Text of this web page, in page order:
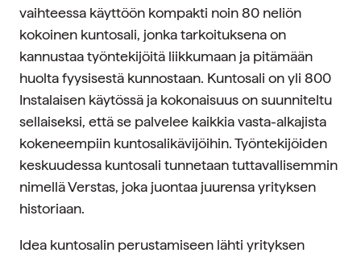
vaihteessa käyttöön kompakti noin 80 neliön
kokoinen kuntosali, jonka tarkoituksena on
kannustaa työntekijöitä liikkumaan ja pitämään
huolta fyysisestä kunnostaan. Kuntosali on yli 800
Instalaisen käytössä ja kokonaisuus on suunniteltu
sellaiseksi, että se palvelee kaikkia vasta-alkajista
kokeneempiin kuntosalikävijöihin. Työntekijöiden
keskuudessa kuntosali tunnetaan tuttavallisemmin
nimellä Verstas, joka juontaa juurensa yrityksen
historiaan.
Idea kuntosalin perustamiseen lähti yrityksen